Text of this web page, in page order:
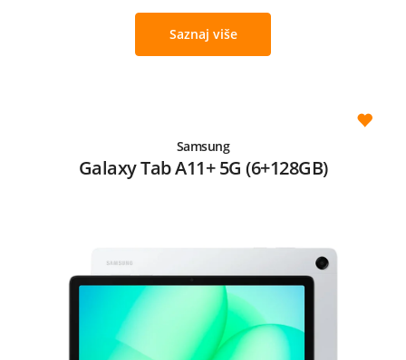
Saznaj više
Samsung
Galaxy Tab A11+ 5G (6+128GB)